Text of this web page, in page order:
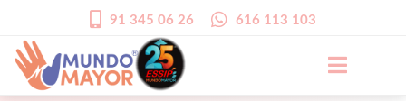
91 345 06 26 616 113 103